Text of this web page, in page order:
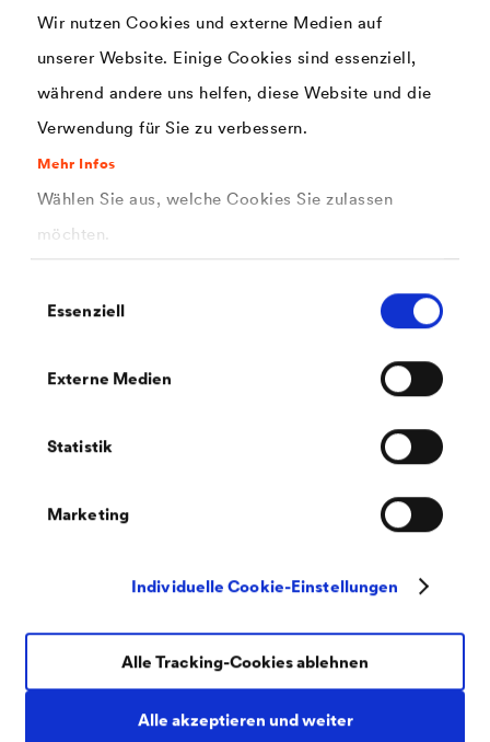
Wir nutzen Cookies und externe Medien auf
unserer Website. Einige Cookies sind essenziell,
während andere uns helfen, diese Website und die
Verwendung für Sie zu verbessern.
Mehr Infos
Wählen Sie aus, welche Cookies Sie zulassen
möchten.
Essenziell
Externe Medien
Statistik
Marketing
Individuelle Cookie-Einstellungen
Alle akzeptieren und weiter
Alle Tracking-Cookies ablehnen
PINSELFLASCHENAUFSATZ
Kontakt
Sie möchten Informationen zu detaillierten
weiteren technischen Themen erhalten?
Dann kontaktieren Sie gerne unsere
Anwendungstechnik unter +49 2330 63 578